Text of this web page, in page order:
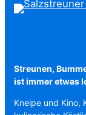
Streunen,
ist immer etwas
Kneipe und Kino,